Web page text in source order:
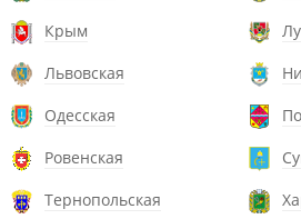
Крым
Львовская
Одесская
Ровенская
Тернопольская